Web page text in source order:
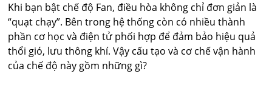
Khi bạn bật chế độ Fan, điều hòa không chỉ đơn giản là
“quạt chạy”. Bên trong hệ thống còn có nhiều thành
phần cơ học và điện tử phối hợp để đảm bảo hiệu quả
thổi gió, lưu thông khí. Vậy cấu tạo và cơ chế vận hành
của chế độ này gồm những gì?